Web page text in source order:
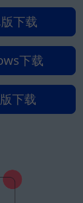
下载
下载
下载